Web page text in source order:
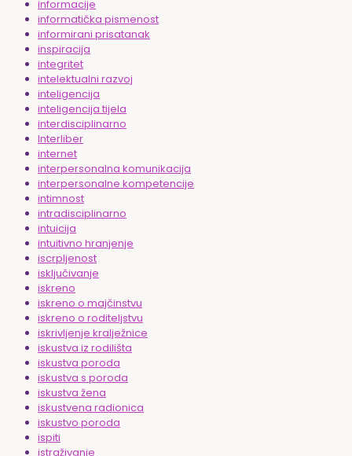
informacije
informatička pismenost
informirani prisatanak
inspiracija
integritet
intelektualni razvoj
inteligencija
inteligencija tijela
interdisciplinarno
Interliber
internet
interpersonalna komunikacija
interpersonalne kompetencije
intimnost
intradisciplinarno
intuicija
intuitivno hranjenje
iscrpljenost
isključivanje
iskreno
iskreno o majčinstvu
iskreno o roditeljstvu
iskrivljenje kralježnice
iskustva iz rodilišta
iskustva poroda
iskustva s poroda
iskustva žena
iskustvena radionica
iskustvo poroda
ispiti
istraživanje